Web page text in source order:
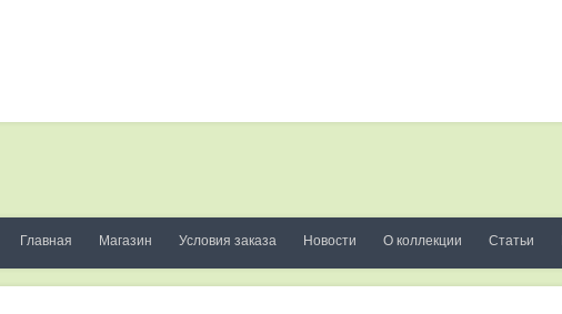
Главная Магазин Условия заказа Новости О коллекции Статьи